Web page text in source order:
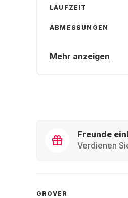
LAUFZEIT
ABMESSUNGEN
Mehr anzeigen
Freunde
Verdienen
GROVER